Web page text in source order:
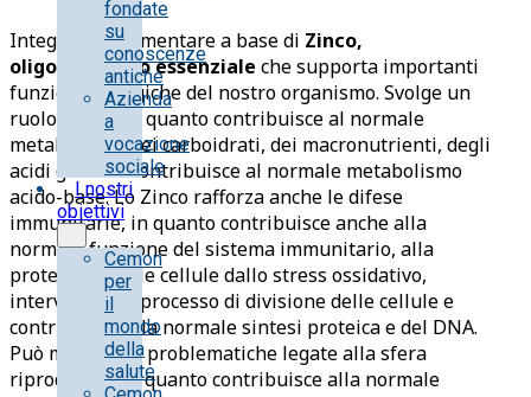
fondate
su
conoscenze
antiche
Azienda
a
vocazione
sociale
I nostri
obiettivi
Cemon
per
il
mondo
della
salute
Integratore alimentare a base di Zinco,
oligoelementoessenziale che supporta importanti
funzioni biologiche del nostro organismo. Svolge un
ruolo chiave in quanto contribuisce al normale
metabolismo dei carboidrati, dei macronutrienti, degli
acidi grassi e contribuisce al normale metabolismo
acido-base. Lo Zinco rafforza anche le difese
immunitarie, in quanto contribuisce anche alla
normale funzione del sistema immunitario, alla
protezione delle cellule dallo stress ossidativo,
interviene nel processo di divisione delle cellule e
contribuisce alla normale sintesi proteica e del DNA.
Può migliorare problematiche legate alla sfera
riproduttiva in quanto contribuisce alla normale